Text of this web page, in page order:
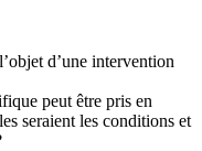
d’une intervention
peut être pris en
seraient les conditions et